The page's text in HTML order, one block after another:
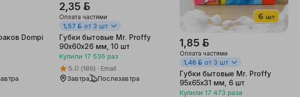
Dompi
2,35 ƃ
Оплата частями
1,57 ƃ от 3 шт
Губки бытовые Mr. Proffy
90х60x26 мм, 10 шт
Купили 17 536 раз
5.0 (189)
Emall
Завтра
Послезавтра
1,85 ƃ
Оплата частями
1,46 ƃ от 3 шт
Губки бытовые Mr. Proffy
95х65х31 мм, 6 шт
Купили17 473 раза